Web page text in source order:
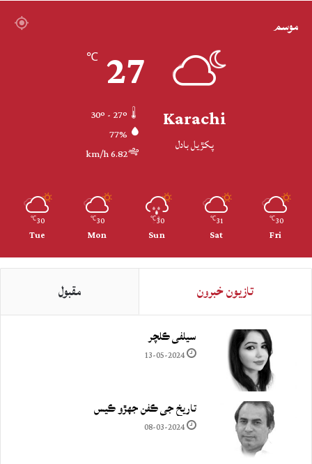
موسم
Karachi
پکڙيل بادل
27
℃
77%
6.82 km/h
30
℃
Fri
31
℃
Sat
30
℃
Sun
30
℃
Mon
30
℃
Tue
تازيون خبرون مقبول
سيلفي ڪلچر
13-05-2024
تاريخ جي ڪفن جھڙو ڪيس
08-03-2024